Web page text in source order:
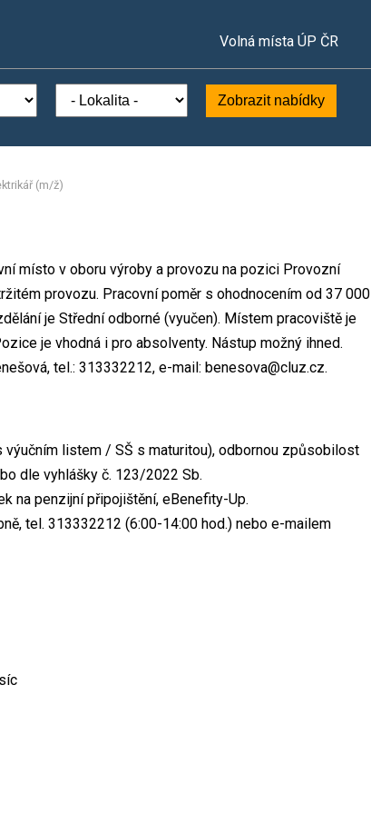
Volná místa ÚP ČR
Zobrazit nabídky
(m/ž)
místo v oboru výroby a provozu na pozici Provozní
provozu. Pracovní poměr s ohodnocením od 37 000
je Střední odborné (vyučen). Místem pracoviště je
je vhodná i pro absolventy. Nástup možný ihned.
tel.: 313332212, e-mail: benesova@cluz.cz.
výučním listem / SŠ s maturitou), odbornou způsobilost
dle vyhlášky č. 123/2022 Sb.
na penzijní připojištění, eBenefity-Up.
tel. 313332212 (6:00-14:00 hod.) nebo e-mailem